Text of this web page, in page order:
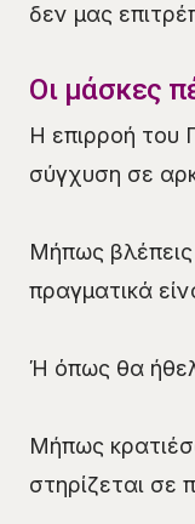
δεν μας
Οι μάσκες
Η επιρροή του
σύγχυση σε
Μήπως
πραγματικά
Ή όπως θα
Μήπως
στηρίζεται σε